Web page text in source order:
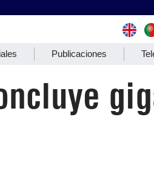
Publicaciones